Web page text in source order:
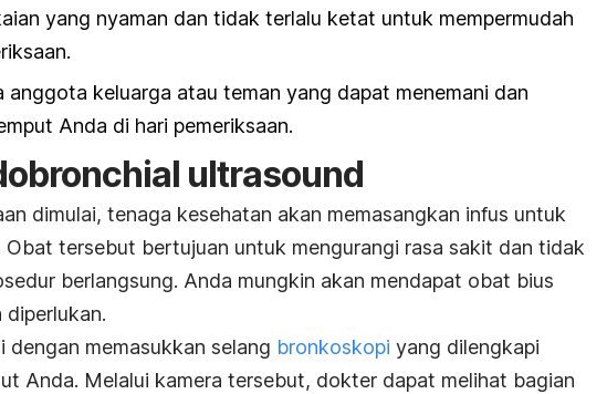
yang nyaman dan tidak terlalu ketat untuk mempermudah
anggota keluarga atau teman yang dapat menemani dan
Anda di hari pemeriksaan.
ultrasound
dimulai, tenaga kesehatan akan memasangkan infus untuk
Obat tersebut bertujuan untuk mengurangi rasa sakit dan tidak
berlangsung. Anda mungkin akan mendapat obat bius
dengan memasukkan selang bronkoskopi yang dilengkapi
Anda. Melalui kamera tersebut, dokter dapat melihat bagian